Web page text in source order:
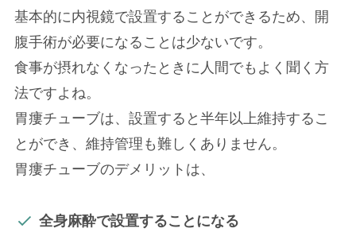
基本的に内視鏡で設置することができるため、開
腹手術が必要になることは少ないです。
食事が摂れなくなったときに人間でもよく聞く方
法ですよね。
胃瘻チューブは、設置すると半年以上維持するこ
とができ、維持管理も難しくありません。
胃瘻チューブのデメリットは、
全身麻酔で設置することになる